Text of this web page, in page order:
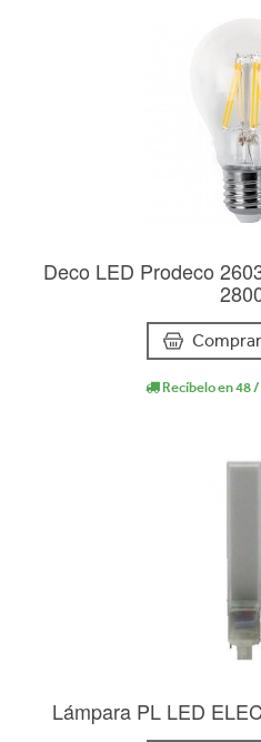
Deco LED Prodeco
Comprar
Recíbelo en 48
Lámpara PL LED